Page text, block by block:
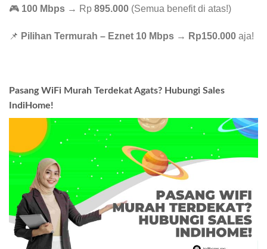
🎮 100 Mbps → Rp 895.000 (Semua benefit di atas!)
📌 Pilihan Termurah – Eznet 10 Mbps → Rp150.000 aja!
Pasang WiFi Murah Terdekat Agats? Hubungi Sales
IndiHome!